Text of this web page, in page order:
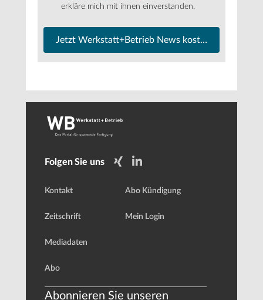
erkläre mich mit ihnen einverstanden.
Jetzt Werkstatt+Betrieb News kostenfrei
Folgen Sie uns
Kontakt
Zeitschrift
Mediadaten
Abo
Abo Kündigung
Mein Login
Abonnieren Sie unseren